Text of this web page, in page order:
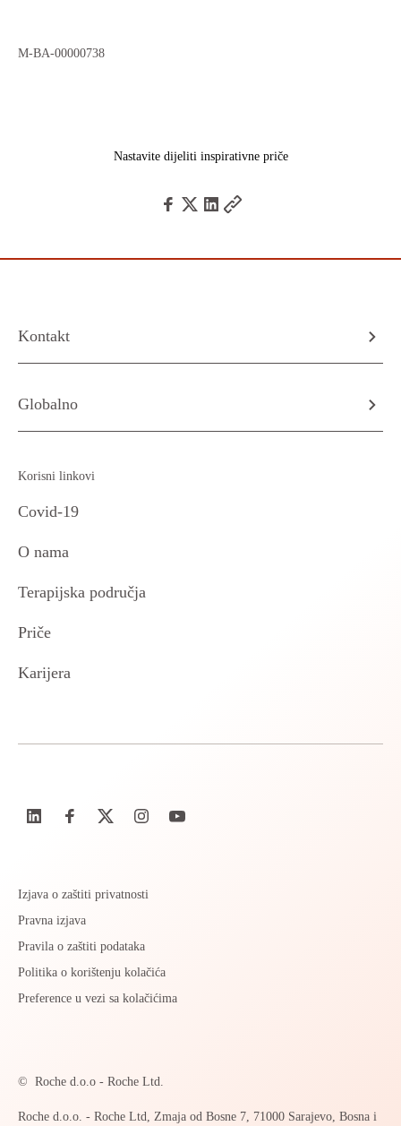
M-BA-00000738
Nastavite dijeliti inspirativne priče
Kontakt
Globalno
Korisni linkovi
Covid-19
O nama
Terapijska područja
Priče
Karijera
Izjava o zaštiti privatnosti
Pravna izjava
Pravila o zaštiti podataka
Politika o korištenju kolačića
Preference u vezi sa kolačićima
© Roche d.o.o - Roche Ltd.
Roche d.o.o. - Roche Ltd, Zmaja od Bosne 7, 71000 Sarajevo, Bosna i